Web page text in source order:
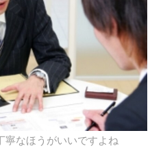
寧なほうがいいですよね